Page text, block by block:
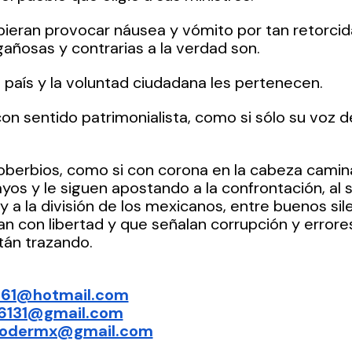
provocar náusea y vómito por tan
y contrarias a la verdad son.
y la voluntad ciudadana les pertenecen.
sentido patrimonialista, como si sólo su voz
como si con corona en la cabeza
y le siguen apostando a la confrontación,
a la división de los mexicanos, entre buenos
con libertad y que señalan corrupción y
trazando.